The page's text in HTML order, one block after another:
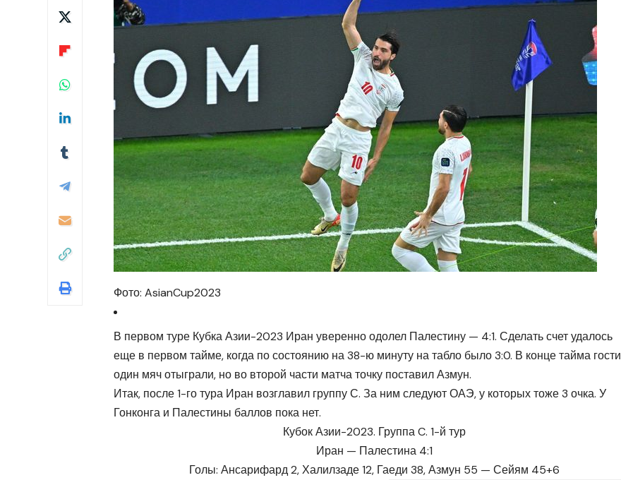
Фото: AsianCup2023
В первом туре Кубка Азии-2023 Иран уверенно одолел Палестину — 4:1. Сделать счет удалось
еще в первом тайме, когда по состоянию на 38-ю минуту на табло было 3:0. В конце тайма гости
один мяч отыграли, но во второй части матча точку поставил Азмун.
Итак, после 1-го тура Иран возглавил группу С. За ним следуют ОАЭ, у которых тоже 3 очка. У
Гонконга и Палестины баллов пока нет.
Кубок Азии-2023. Группа C. 1-й тур
Иран — Палестина 4:1
Голы: Ансарифард 2, Халилзаде 12, Гаеди 38, Азмун 55 — Сейям 45+6